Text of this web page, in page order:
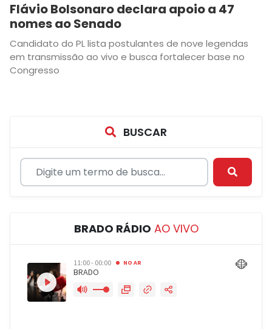
Flávio Bolsonaro declara apoio a 47
nomes ao Senado
Candidato do PL lista postulantes de nove legendas
em transmissão ao vivo e busca fortalecer base no
Congresso
BUSCAR
BRADO RÁDIO AO VIVO